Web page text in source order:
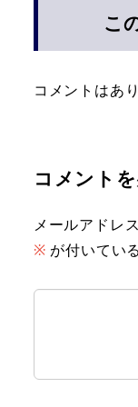
こ
コメントはあ
コメント
メールアドレ
※ が付いてい